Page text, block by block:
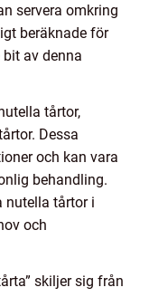
servera omkring
beräknade för
av denna
tårtor,
Dessa
och kan vara
behandling.
nutella tårtor i
och
skiljer sig från